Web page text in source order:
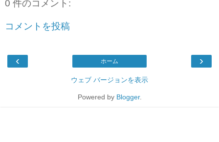
0 件のコメント:
コメントを投稿
‹ ›
ホーム
ウェブ バージョンを表示
Powered by Blogger.